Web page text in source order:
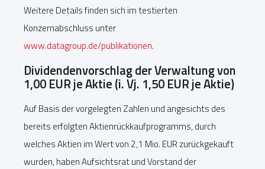
Weitere Details finden sich im testierten
Konzernabschluss unter
www.datagroup.de/publikationen.
Dividendenvorschlag der Verwaltung von
1,00 EUR je Aktie (i. Vj. 1,50 EUR je Aktie)
Auf Basis der vorgelegten Zahlen und angesichts des
bereits erfolgten Aktienrückkaufprogramms, durch
welches Aktien im Wert von 2,1 Mio. EUR zurückgekauft
wurden, haben Aufsichtsrat und Vorstand der